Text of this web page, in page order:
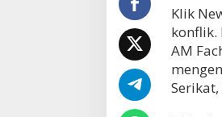
Klik
konflik.
AM